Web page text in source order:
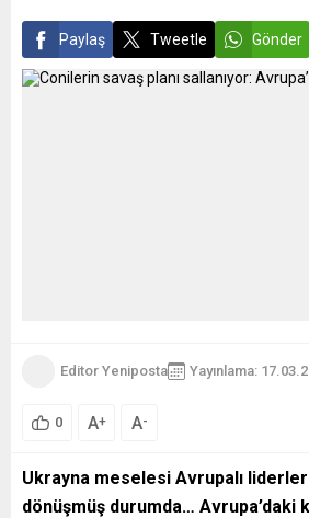
Paylaş Tweetle Gönder
Editor Yeniposta Yayınlama:
0 A+ A-
Ukrayna meselesi Avrupalı
dönüşmüş durumda… Avrupa’daki